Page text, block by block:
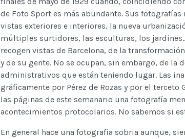
de Foto Sport es más abundante. Sus
vistas exteriores e interiores, la nueva
múltiples surtidores, las esculturas, los
recogen vistas de Barcelona, de la
y de su gente. No se ocupan, sin embargo, de
administrativos que están teniendo lugar. Las
gráficamente por Pérez de Rozas y por el terceto
las páginas de este semanario una fotografía
acontecimientos protocolarios. No sabemos si
En general hace una fotografia sobria aunque,